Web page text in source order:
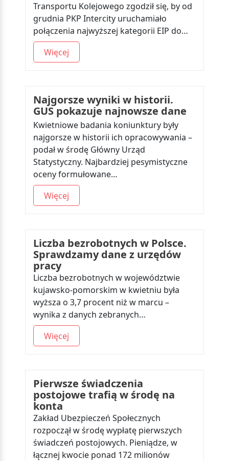
Transportu Kolejowego zgodził się, by od
grudnia PKP Intercity uruchamiało
połączenia najwyższej kategorii EIP do…
Więcej
Najgorsze wyniki w historii.
GUS pokazuje najnowsze dane
Kwietniowe badania koniunktury były
najgorsze w historii ich opracowywania –
podał w środę Główny Urząd
Statystyczny. Najbardziej pesymistyczne
oceny formułowane…
Więcej
Liczba bezrobotnych w Polsce.
Sprawdzamy dane z urzędów
pracy
Liczba bezrobotnych w województwie
kujawsko-pomorskim w kwietniu była
wyższa o 3,7 procent niż w marcu –
wynika z danych zebranych…
Więcej
Pierwsze świadczenia
postojowe trafią w środę na
konta
Zakład Ubezpieczeń Społecznych
rozpoczął w środę wypłatę pierwszych
świadczeń postojowych. Pieniądze, w
łącznej kwocie ponad 172 milionów